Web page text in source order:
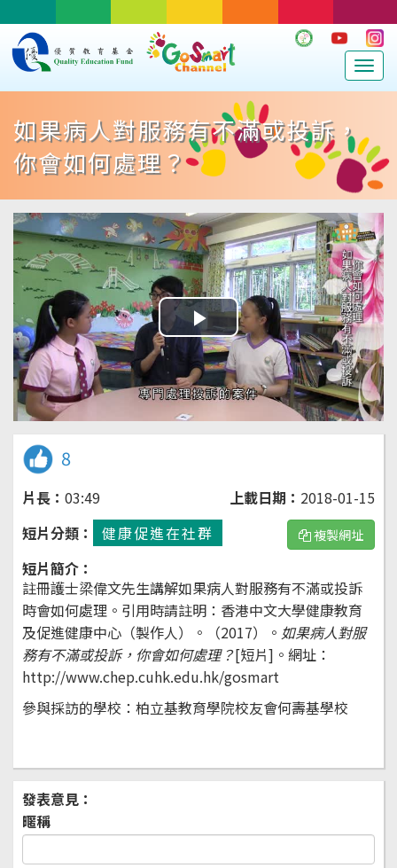
如果病人對服務有不滿或投訴，
你會如何處理？
Play
Video
8
片長： 03:49 上載日期： 2018-01-15
短片分類：
健康促進在社群 複製網址
短片簡介：
註冊護士梁偉文先生講解如果病人對服務有不滿或投訴
時會如何處理。引用時請註明：香港中文大學健康教育
及促進健康中心（製作人）。（2017）。 如果病人對服
務有不滿或投訴，你會如何處理？[短片]。 網址：
http://www.chep.cuhk.edu.hk/gosmart
參與採訪的學校：柏立基教育學院校友會何壽基學校
發表意見：
暱稱